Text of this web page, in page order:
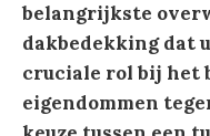
belangrijkste
dakbedekking dat
cruciale rol bij het
eigendommen